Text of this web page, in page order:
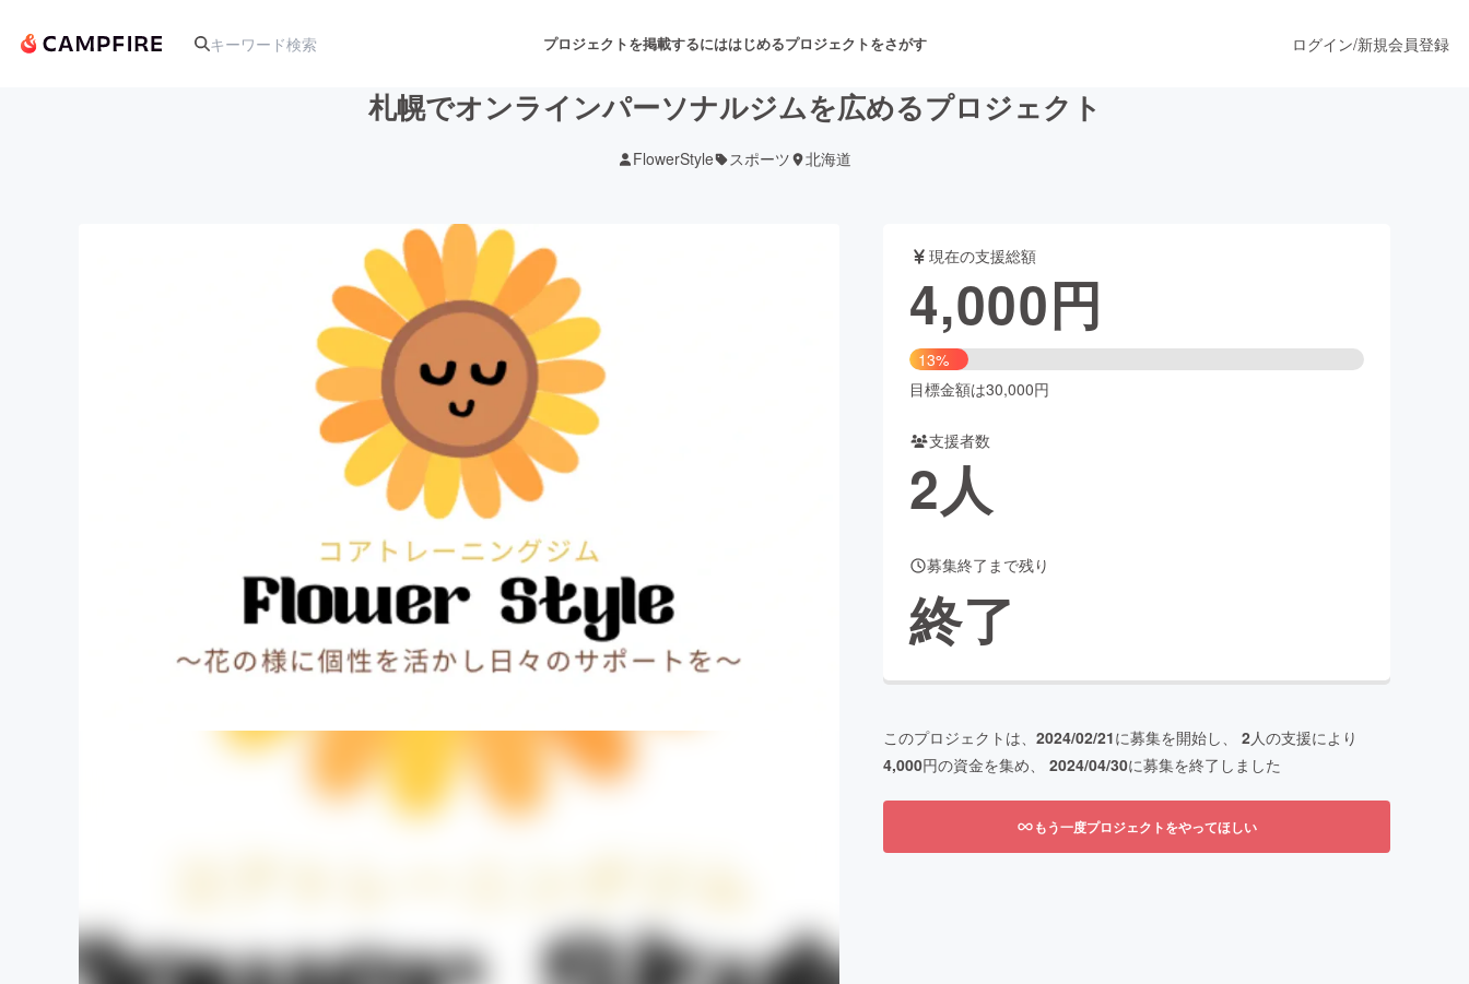
プロジェクトを掲載するにははじめるプロジェクトをさがす
音楽 舞台・パフォーマンス
テクノロジー・ガジェット ゲーム・サービス開発
書籍・雑誌出版
チャレンジ ビューティー・ヘルスケア
CAMPFIRE for Social Good
CAMPFIREふるさと納税
ログイン/新規会員登録
札幌でオンラインパーソナルジムを広めるプロジェクト
FlowerStyle スポーツ 北海道
現在の支援総額
4,000円
13%
目標金額は30,000円
支援者数
2人
募集終了まで残り
終了
このプロジェクトは、 2024/02/21に募集を開始し、 2人の支援により
4,000円の資金を集め、 2024/04/30に募集を終了しました
もう一度プロジェクトをやってほしい